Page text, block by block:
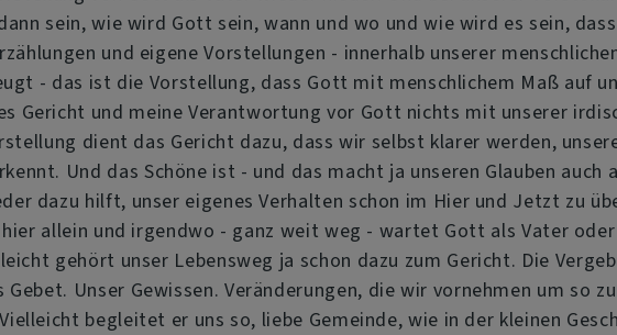
sein, wie wird Gott sein, wann und wo und wie wird es sein,
und eigene Vorstellungen - innerhalb unserer
- das ist die Vorstellung, dass Gott mit menschlichem Maß auf
Gericht und meine Verantwortung vor Gott nichts mit unserer
dient das Gericht dazu, dass wir selbst klarer werden,
Und das Schöne ist - und das macht ja unseren Glauben auch
dazu hilft, unser eigenes Verhalten schon im Hier und Jetzt zu
allein und irgendwo - ganz weit weg - wartet Gott als Vater
gehört unser Lebensweg ja schon dazu zum Gericht. Die
Unser Gewissen. Veränderungen, die wir vornehmen um so
begleitet er uns so, liebe Gemeinde, wie in der kleinen